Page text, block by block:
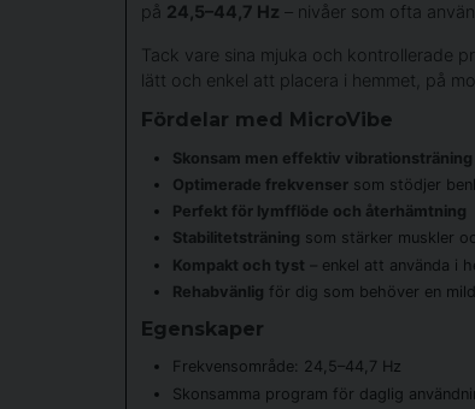
på 24,5–44,7 Hz – nivåer som ofta
Tack vare sina mjuka och kontrollerade
lätt och enkel att placera i hemmet, på
Fördelar med MicroVibe
Skonsam men effektiv vibrationsträning
Optimerade frekvensersom stödjer
Perfekt för lymfflöde och återhämtning
Stabilitetsträning som stärker muskler
Kompakt och tyst – enkel att använda i
Rehabvänlig för dig som behöver en
Egenskaper
Frekvensområde: 24,5–44,7 Hz
Skonsamma program för daglig